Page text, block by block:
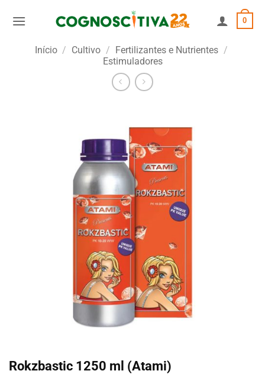
0
Início / Cultivo / Fertilizantes e Nutrientes /
Estimuladores
Rokzbastic 1250 ml (Atami)